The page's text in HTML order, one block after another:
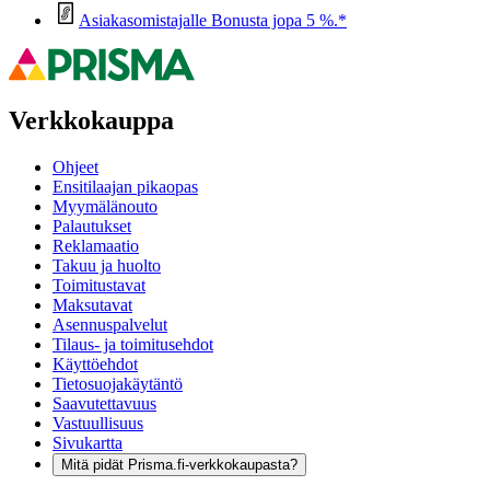
Asiakasomistajalle Bonusta jopa 5 %.*
Verkkokauppa
Ohjeet
Ensitilaajan pikaopas
Myymälänouto
Palautukset
Reklamaatio
Takuu ja huolto
Toimitustavat
Maksutavat
Asennuspalvelut
Tilaus- ja toimitusehdot
Käyttöehdot
Tietosuojakäytäntö
Saavutettavuus
Vastuullisuus
Sivukartta
Mitä pidät Prisma.fi-verkkokaupasta?